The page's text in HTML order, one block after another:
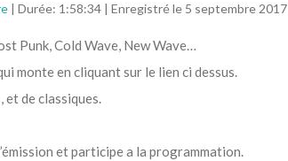
| Durée: 1:58:34| Enregistré le 5 septembre 2017
Punk, Cold Wave, New Wave…
monte en cliquant sur le lien ci dessus.
et de classiques.
et participe a la programmation.